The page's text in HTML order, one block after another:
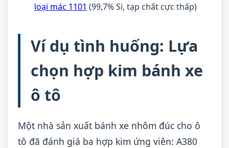
loại mác 1101 (99,7% Si, tạp chất cực thấp)
Ví dụ tình huống: Lựa
chọn hợp kim bánh xe
ô tô
Một nhà sản xuất bánh xe nhôm đúc cho ô
tô đã đánh giá ba hợp kim ứng viên: A380